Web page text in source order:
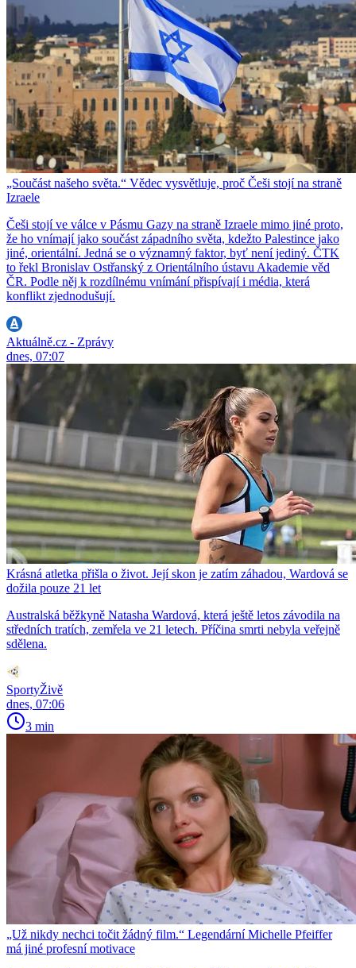
„Součást našeho světa.“ Vědec vysvětluje, proč Češi stojí na straně
Izraele
Češi stojí ve válce v Pásmu Gazy na straně Izraele mimo jiné proto,
že ho vnímají jako součást západního světa, kdežto Palestince jako
jiné, orientální. Jedná se o významný faktor, byť není jediný. ČTK
to řekl Bronislav Ostřanský z Orientálního ústavu Akademie věd
ČR. Podle něj k rozdílnému vnímání přispívají i média, která
konflikt zjednodušují.
Aktuálně.cz - Zprávy
dnes, 07:07
Krásná atletka přišla o život. Její skon je zatím záhadou, Wardová se
dožila pouze 21 let
Australská běžkyně Natasha Wardová, která ještě letos závodila na
středních tratích, zemřela ve 21 letech. Příčina smrti nebyla veřejně
sdělena.
SportyŽivě
dnes, 07:06
3 min
„Už nikdy nechci točit žádný film.“ Legendární Michelle Pfeiffer
má jiné profesní motivace